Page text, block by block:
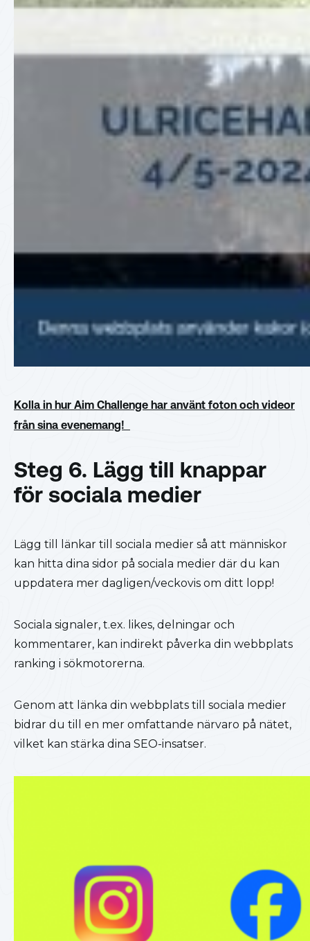
Kolla in hur Aim Challenge har använt foton och videor
från sina evenemang!
Steg 6. Lägg till knappar
för sociala medier
Lägg till länkar till sociala medier så att människor
kan hitta dina sidor på sociala medier där du kan
uppdatera mer dagligen/veckovis om ditt lopp!
Sociala signaler, t.ex. likes, delningar och
kommentarer, kan indirekt påverka din webbplats
ranking i sökmotorerna.
Genom att länka din webbplats till sociala medier
bidrar du till en mer omfattande närvaro på nätet,
vilket kan stärka dina SEO-insatser.